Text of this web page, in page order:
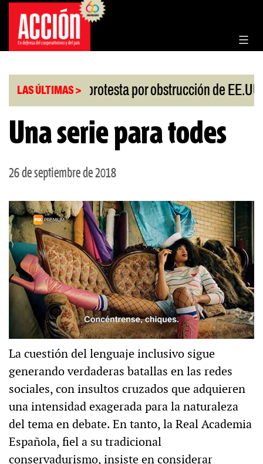
Saltar
contenido
LAS ÚLTIMAS >
| China protesta por obstrucción de EE.UU en
Una serie para todes
26 de septiembre de 2018
La cuestión del lenguaje inclusivo sigue
generando verdaderas batallas en las redes
sociales, con insultos cruzados que adquieren
una intensidad exagerada para la naturaleza
del tema en debate. En tanto, la Real Academia
Española, fiel a su tradicional
conservadurismo, insiste en considerar